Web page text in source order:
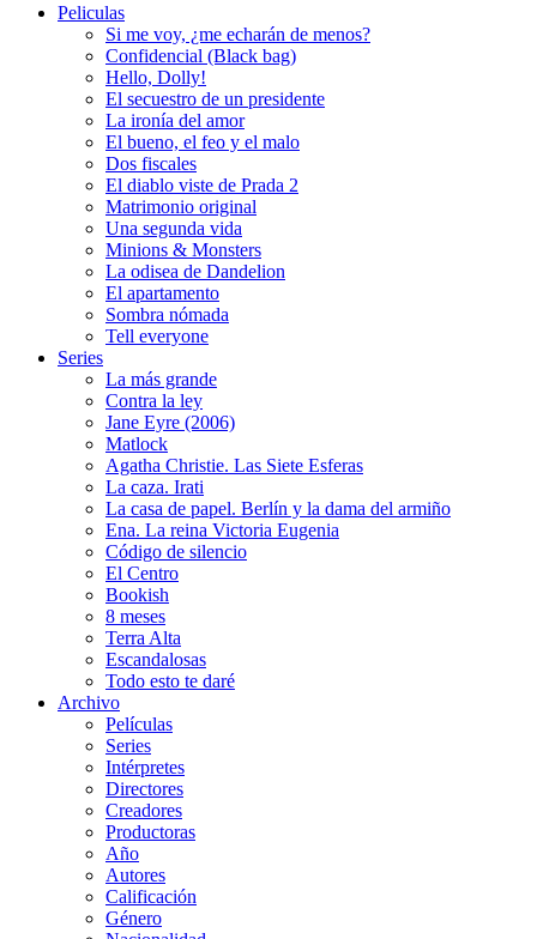
Peliculas
Si me voy, ¿me echarán de menos?
Confidencial (Black bag)
Hello, Dolly!
El secuestro de un presidente
La ironía del amor
El bueno, el feo y el malo
Dos fiscales
El diablo viste de Prada 2
Matrimonio original
Una segunda vida
Minions & Monsters
La odisea de Dandelion
El apartamento
Sombra nómada
Tell everyone
Series
La más grande
Contra la ley
Jane Eyre (2006)
Matlock
Agatha Christie. Las Siete Esferas
La caza. Irati
La casa de papel. Berlín y la dama del armiño
Ena. La reina Victoria Eugenia
Código de silencio
El Centro
Bookish
8 meses
Terra Alta
Escandalosas
Todo esto te daré
Archivo
Películas
Series
Intérpretes
Directores
Creadores
Productoras
Año
Autores
Calificación
Género